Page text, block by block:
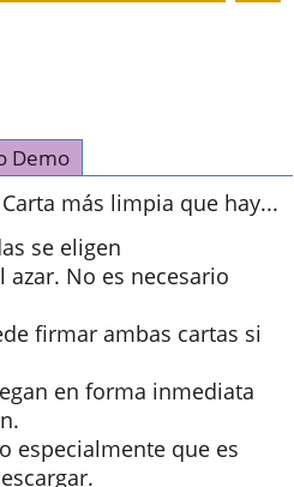
Demo
más limpia que hay...
se eligen
No es necesario
firmar ambas cartas si
en forma inmediata
especialmente que es